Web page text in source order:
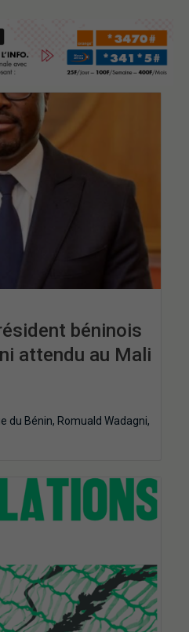
béninois
attendu au Mali
du Bénin, Romuald Wadagni,